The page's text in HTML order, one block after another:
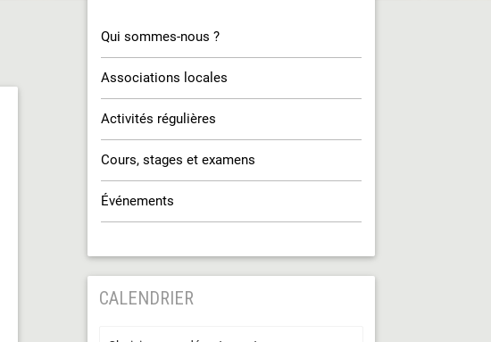
Qui sommes-nous ?
Associations locales
Activités régulières
Cours, stages et examens
Événements
CALENDRIER